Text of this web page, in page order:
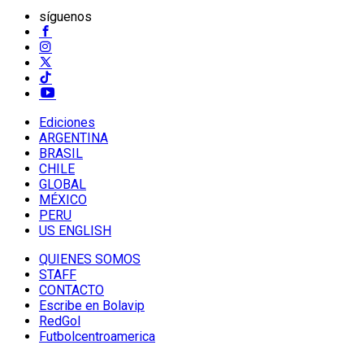
síguenos
Ediciones
ARGENTINA
BRASIL
CHILE
GLOBAL
MÉXICO
PERU
US ENGLISH
QUIENES SOMOS
STAFF
CONTACTO
Escribe en Bolavip
RedGol
Futbolcentroamerica